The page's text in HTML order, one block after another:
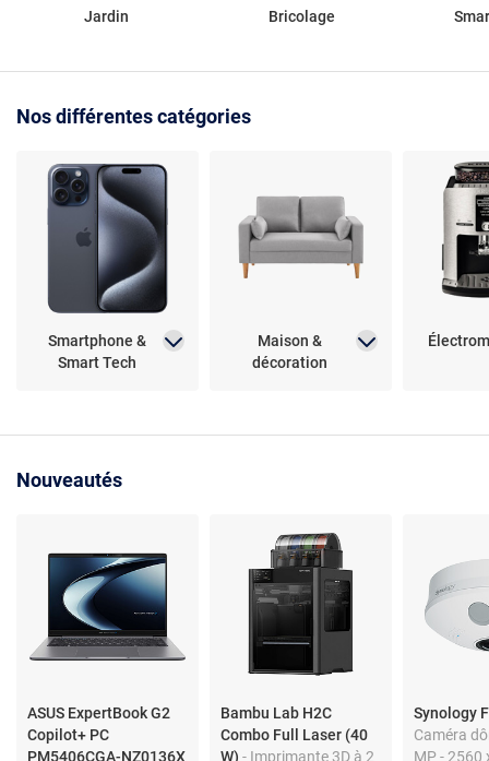
Jardin Bricolage
Nos différentes catégories
Smartphone &
Smart Tech
Maison &
décoration
Nouveautés
ASUS ExpertBook G2
Copilot+ PC
PM5406CGA-NZ0136X
Bambu Lab H2C
Combo Full Laser (40
W)- Imprimante 3D à 2
Synology
Caméra
MP - 2560